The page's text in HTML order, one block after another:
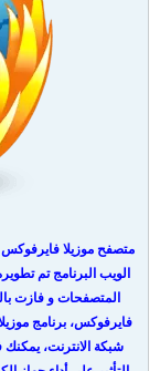
متصفح موزيلا
الويب البرنامج تم
المتصفحات و فازت
فايرفوكس، برنامج
شبكة الانترنت،